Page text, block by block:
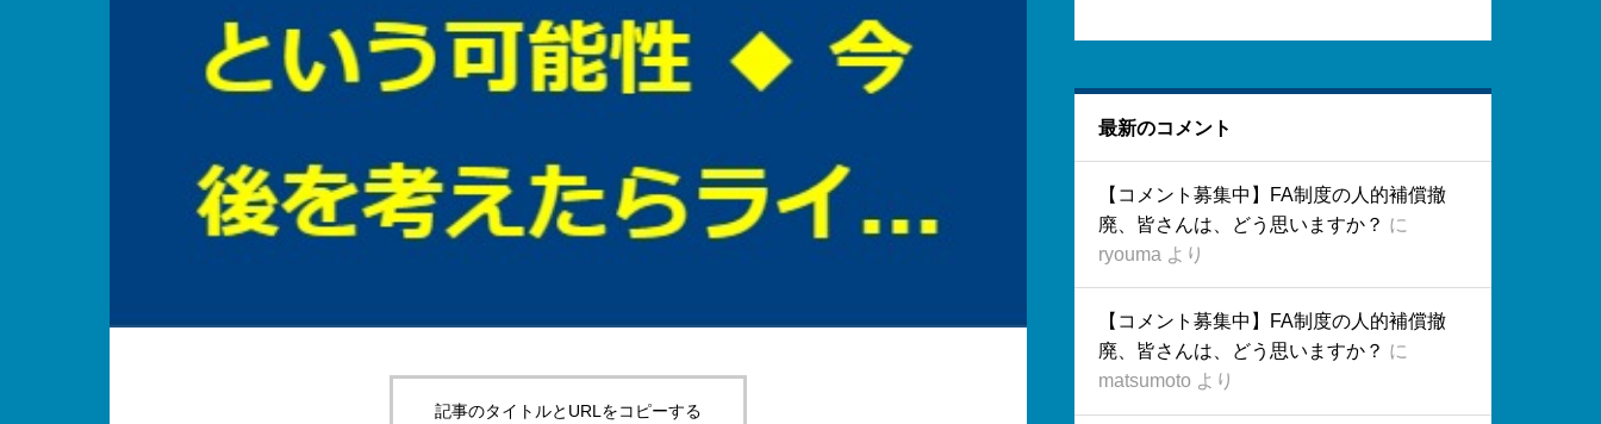
記事のタイトルとURLをコピーする
最新のコメント
【コメント募集中】FA制度の人的補償撤
廃、皆さんは、どう思いますか？ に
ryouma より
【コメント募集中】FA制度の人的補償撤
廃、皆さんは、どう思いますか？ に
matsumoto より